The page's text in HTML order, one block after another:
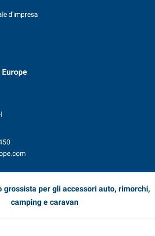
d'impresa
Europe
grossista per gli accessori auto, rimorchi,
camping e caravan